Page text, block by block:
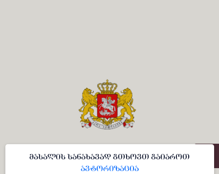
მასალის სანახავად გთხოვთ გაიაროთ
ავტორიზაცია